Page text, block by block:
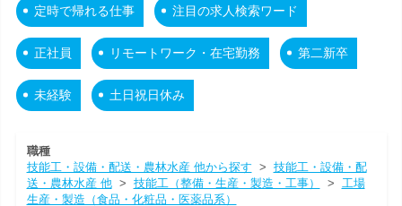
定時で帰れる仕事 注目の求人検索ワード
正社員 リモートワーク・在宅勤務 第二新卒
未経験 土日祝日休み
職種
技能工・設備・配送・農林水産 他から探す > 技能工・設備・配
送・農林水産 他> 技能工（整備・生産・製造・工事） > 工場
生産・製造（食品・化粧品・医薬品系）